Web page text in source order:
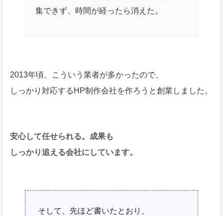
集できず、時間が経ったら消えた。
2013年頃、こういう業者が多かったので、
しっかり対応するHP制作会社を作ろうと創業しました。
安心して任せられる。 成果も
しっかり追える会社にしています。
そして、先ほど書いたとおり、